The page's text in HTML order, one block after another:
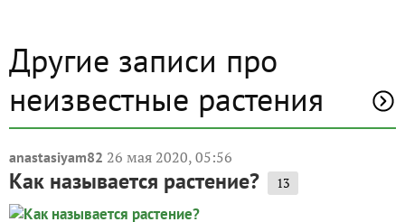
Другие записи про
неизвестные растения
anastasiyam82 26 мая 2020, 05:56
Как называется растение? 13